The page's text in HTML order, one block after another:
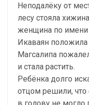
Неподалёку от
лесу стояла
женщина по имени
Икаваян
Магсалипа
и стала растить.
Ребёнка долго
отцом решили, что